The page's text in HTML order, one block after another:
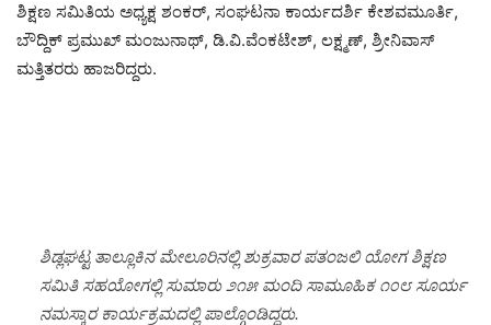
ಶಿಕ್ಷಣ ಸಮಿತಿಯ ಅಧ್ಯಕ್ಷ ಶಂಕರ್, ಸಂಘಟನಾ ಕಾರ್ಯದರ್ಶಿ ಕೇಶವಮೂರ್ತಿ,
ಬೌದ್ದಿಕ್ ಪ್ರಮುಖ್ ಮಂಜುನಾಥ್, ಡಿ.ವಿ.ವೆಂಕಟೇಶ್, ಲಕ್ಷ್ಮಣ್, ಶ್ರೀನಿವಾಸ್
ಮತ್ತಿತರರು ಹಾಜರಿದ್ದರು.
ಶಿಡ್ಲಘಟ್ಟ ತಾಲ್ಲೂಕಿನ ಮೇಲೂರಿನಲ್ಲಿ ಶುಕ್ರವಾರ ಪತಂಜಲಿ ಯೋಗ ಶಿಕ್ಷಣ
ಸಮಿತಿ ಸಹಯೋಗಲ್ಲಿ ಸುಮಾರು ೨೧೫ ಮಂದಿ ಸಾಮೂಹಿಕ ೧೦೮ ಸೂರ್ಯ
ನಮಸ್ಕಾರ ಕಾರ್ಯಕ್ರಮದಲ್ಲಿ ಪಾಲ್ಗೊಂಡಿದ್ದರು.